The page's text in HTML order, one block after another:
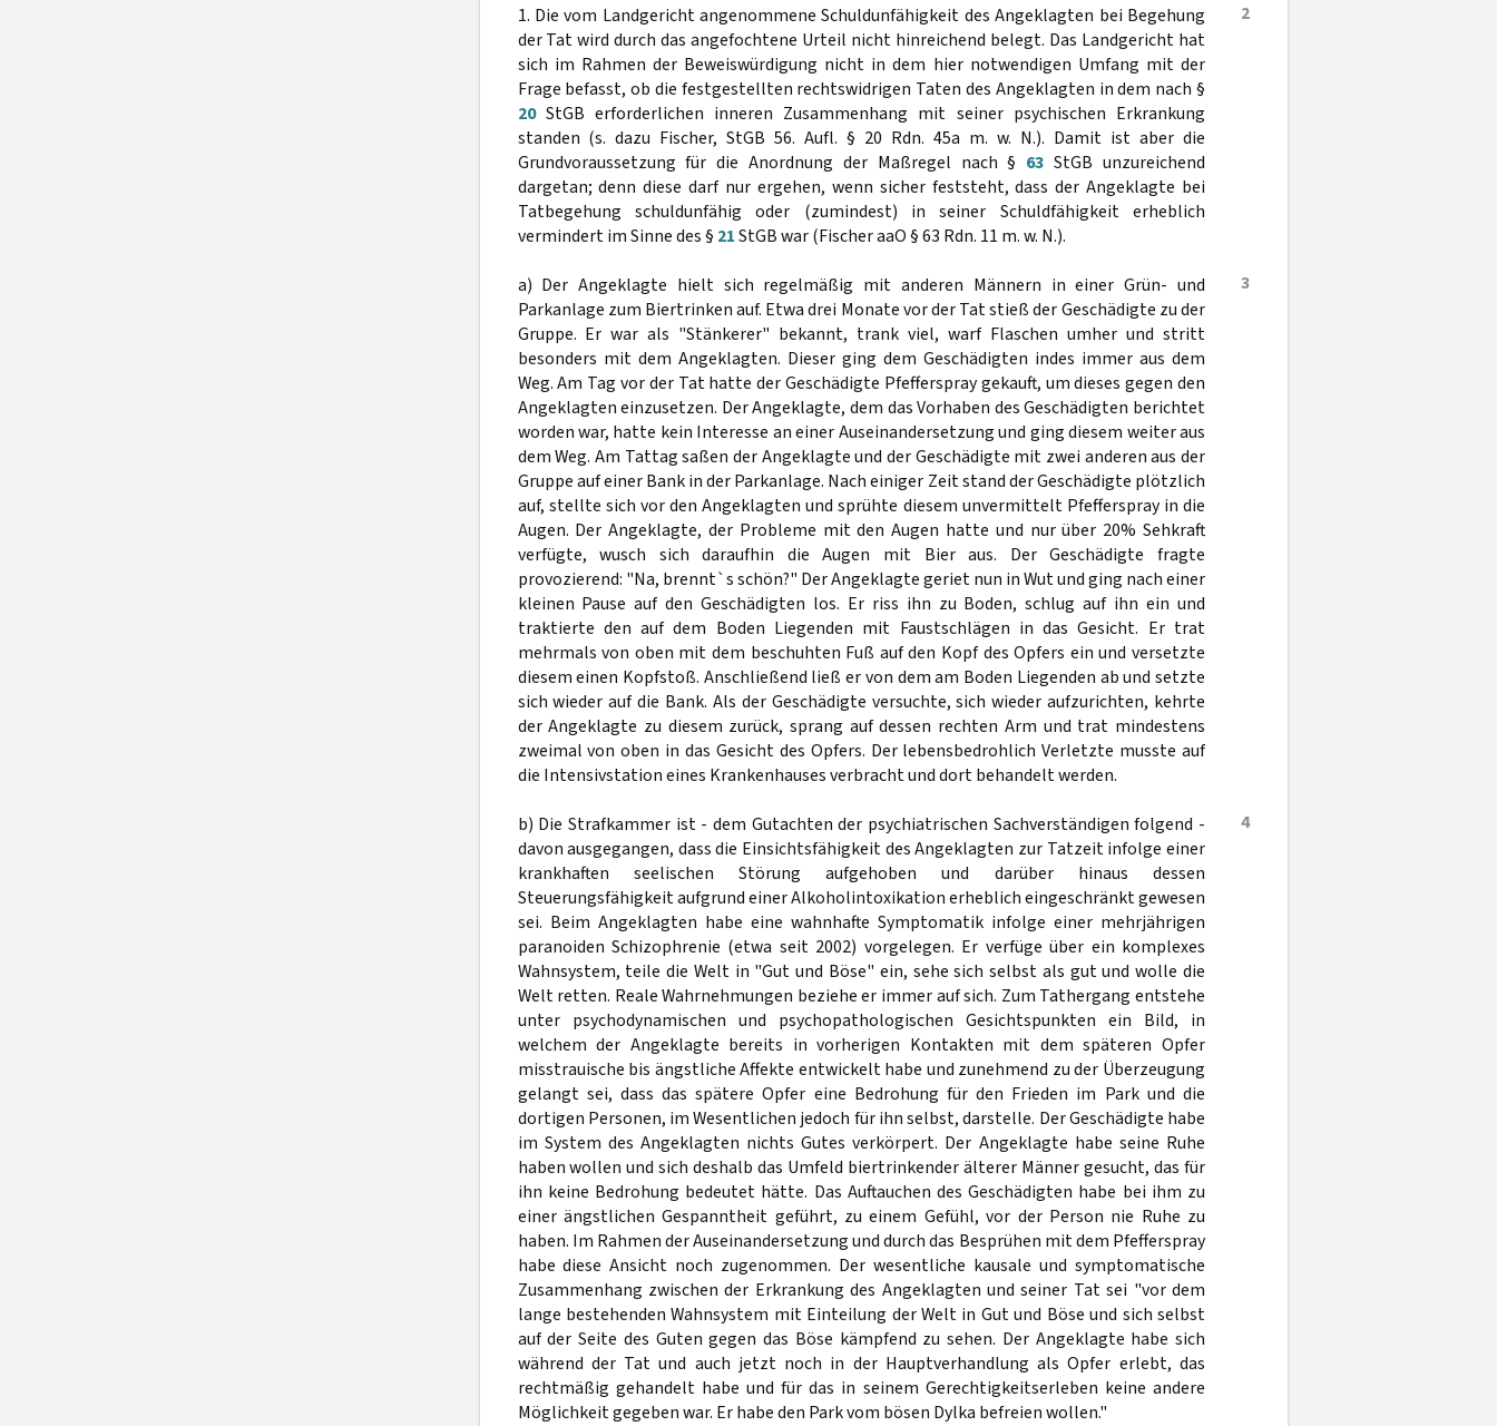
2
1. Die vom Landgericht angenommene Schuldunfähigkeit des Angeklagten bei Begehung
der Tat wird durch das angefochtene Urteil nicht hinreichend belegt. Das Landgericht hat
sich im Rahmen der Beweiswürdigung nicht in dem hier notwendigen Umfang mit der
Frage befasst, ob die festgestellten rechtswidrigen Taten des Angeklagten in dem nach §
20StGB erforderlichen inneren Zusammenhang mit seiner psychischen Erkrankung
standen (s. dazu Fischer, StGB 56. Aufl. § 20 Rdn. 45a m. w. N.). Damit ist aber die
Grundvoraussetzung für die Anordnung der Maßregel nach § 63 StGB unzureichend
dargetan; denn diese darf nur ergehen, wenn sicher feststeht, dass der Angeklagte bei
Tatbegehung schuldunfähig oder (zumindest) in seiner Schuldfähigkeit erheblich
vermindert im Sinne des § 21StGB war (Fischer aaO § 63 Rdn. 11 m. w. N.).
3
a) Der Angeklagte hielt sich regelmäßig mit anderen Männern in einer Grün- und
Parkanlage zum Biertrinken auf. Etwa drei Monate vor der Tat stieß der Geschädigte zu der
Gruppe. Er war als "Stänkerer" bekannt, trank viel, warf Flaschen umher und stritt
besonders mit dem Angeklagten. Dieser ging dem Geschädigten indes immer aus dem
Weg. Am Tag vor der Tat hatte der Geschädigte Pfefferspray gekauft, um dieses gegen den
Angeklagten einzusetzen. Der Angeklagte, dem das Vorhaben des Geschädigten berichtet
worden war, hatte kein Interesse an einer Auseinandersetzung und ging diesem weiter aus
dem Weg. Am Tattag saßen der Angeklagte und der Geschädigte mit zwei anderen aus der
Gruppe auf einer Bank in der Parkanlage. Nach einiger Zeit stand der Geschädigte plötzlich
auf, stellte sich vor den Angeklagten und sprühte diesem unvermittelt Pfefferspray in die
Augen. Der Angeklagte, der Probleme mit den Augen hatte und nur über 20% Sehkraft
verfügte, wusch sich daraufhin die Augen mit Bier aus. Der Geschädigte fragte
provozierend: "Na, brennt`s schön?" Der Angeklagte geriet nun in Wut und ging nach einer
kleinen Pause auf den Geschädigten los. Er riss ihn zu Boden, schlug auf ihn ein und
traktierte den auf dem Boden Liegenden mit Faustschlägen in das Gesicht. Er trat
mehrmals von oben mit dem beschuhten Fuß auf den Kopf des Opfers ein und versetzte
diesem einen Kopfstoß. Anschließend ließ er von dem am Boden Liegenden ab und setzte
sich wieder auf die Bank. Als der Geschädigte versuchte, sich wieder aufzurichten, kehrte
der Angeklagte zu diesem zurück, sprang auf dessen rechten Arm und trat mindestens
zweimal von oben in das Gesicht des Opfers. Der lebensbedrohlich Verletzte musste auf
die Intensivstation eines Krankenhauses verbracht und dort behandelt werden.
4
b) Die Strafkammer ist - dem Gutachten der psychiatrischen Sachverständigen folgend -
davon ausgegangen, dass die Einsichtsfähigkeit des Angeklagten zur Tatzeit infolge einer
krankhaften seelischen Störung aufgehoben und darüber hinaus dessen
Steuerungsfähigkeit aufgrund einer Alkoholintoxikation erheblich eingeschränkt gewesen
sei. Beim Angeklagten habe eine wahnhafte Symptomatik infolge einer mehrjährigen
paranoiden Schizophrenie (etwa seit 2002) vorgelegen. Er verfüge über ein komplexes
Wahnsystem, teile die Welt in "Gut und Böse" ein, sehe sich selbst als gut und wolle die
Welt retten. Reale Wahrnehmungen beziehe er immer auf sich. Zum Tathergang entstehe
unter psychodynamischen und psychopathologischen Gesichtspunkten ein Bild, in
welchem der Angeklagte bereits in vorherigen Kontakten mit dem späteren Opfer
misstrauische bis ängstliche Affekte entwickelt habe und zunehmend zu der Überzeugung
gelangt sei, dass das spätere Opfer eine Bedrohung für den Frieden im Park und die
dortigen Personen, im Wesentlichen jedoch für ihn selbst, darstelle. Der Geschädigte habe
im System des Angeklagten nichts Gutes verkörpert. Der Angeklagte habe seine Ruhe
haben wollen und sich deshalb das Umfeld biertrinkender älterer Männer gesucht, das für
ihn keine Bedrohung bedeutet hätte. Das Auftauchen des Geschädigten habe bei ihm zu
einer ängstlichen Gespanntheit geführt, zu einem Gefühl, vor der Person nie Ruhe zu
haben. Im Rahmen der Auseinandersetzung und durch das Besprühen mit dem Pfefferspray
habe diese Ansicht noch zugenommen. Der wesentliche kausale und symptomatische
Zusammenhang zwischen der Erkrankung des Angeklagten und seiner Tat sei "vor dem
lange bestehenden Wahnsystem mit Einteilung der Welt in Gut und Böse und sich selbst
auf der Seite des Guten gegen das Böse kämpfend zu sehen. Der Angeklagte habe sich
während der Tat und auch jetzt noch in der Hauptverhandlung als Opfer erlebt, das
rechtmäßig gehandelt habe und für das in seinem Gerechtigkeitserleben keine andere
Möglichkeit gegeben war. Er habe den Park vom bösen Dylka befreien wollen."